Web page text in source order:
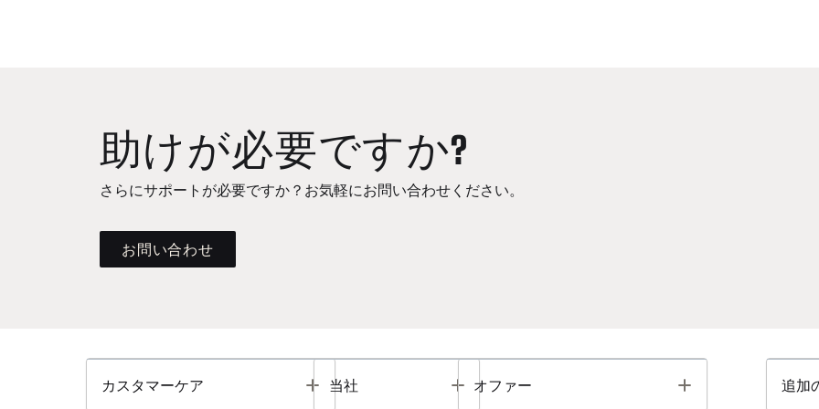
助けが必要ですか?
さらにサポートが必要ですか？お気軽にお問い合わせください。
お問い合わせ
カスタマーケア Toggle
当社 Toggle
オファー Toggle 追加